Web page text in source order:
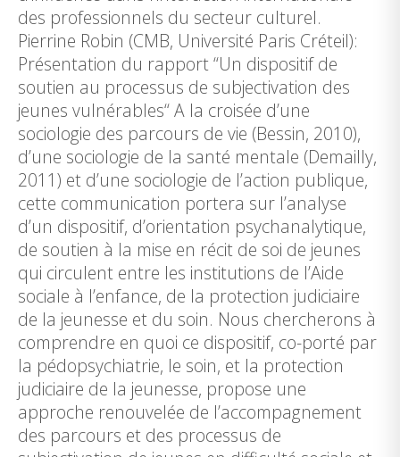
des professionnels du secteur culturel.
Pierrine Robin (CMB, Université Paris Créteil):
Présentation du rapport “Un dispositif de
soutien au processus de subjectivation des
jeunes vulnérables“ A la croisée d’une
sociologie des parcours de vie (Bessin, 2010),
d’une sociologie de la santé mentale (Demailly,
2011) et d’une sociologie de l’action publique,
cette communication portera sur l’analyse
d’un dispositif, d’orientation psychanalytique,
de soutien à la mise en récit de soi de jeunes
qui circulent entre les institutions de l’Aide
sociale à l’enfance, de la protection judiciaire
de la jeunesse et du soin. Nous chercherons à
comprendre en quoi ce dispositif, co-porté par
la pédopsychiatrie, le soin, et la protection
judiciaire de la jeunesse, propose une
approche renouvelée de l’accompagnement
des parcours et des processus de